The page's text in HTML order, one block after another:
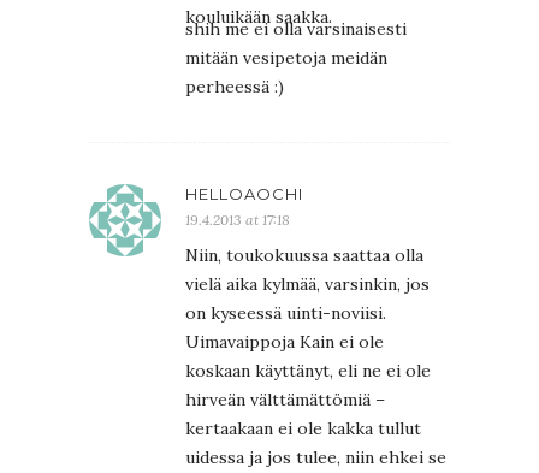
kouluikään saakka.
shih me ei olla varsinaisesti
mitään vesipetoja meidän
perheessä :)
HELLOAOCHI
19.4.2013 at 17:18
Niin, toukokuussa saattaa olla
vielä aika kylmää, varsinkin, jos
on kyseessä uinti-noviisi.
Uimavaippoja Kain ei ole
koskaan käyttänyt, eli ne ei ole
hirveän välttämättömiä –
kertaakaan ei ole kakka tullut
uidessa ja jos tulee, niin ehkei se